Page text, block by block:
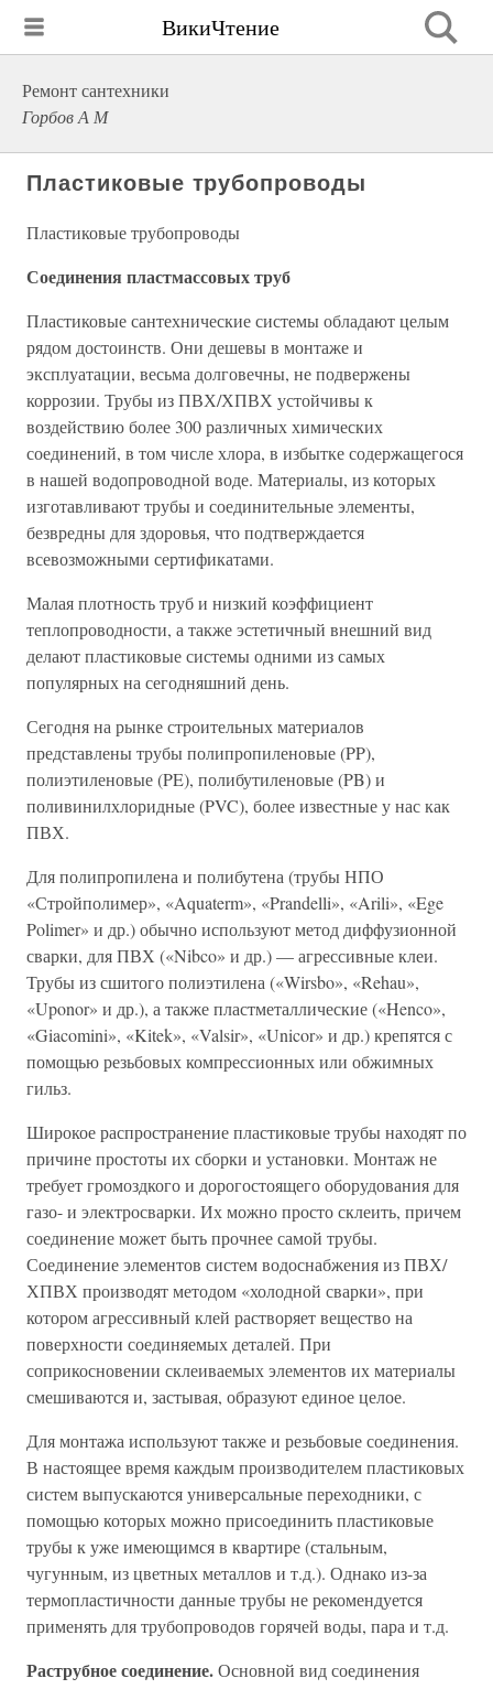
ВикиЧтение
Ремонт сантехники
Горбов А М
Пластиковые трубопроводы
Пластиковые трубопроводы
Соединения пластмассовых труб
Пластиковые сантехнические системы обладают целым
рядом достоинств. Они дешевы в монтаже и
эксплуатации, весьма долговечны, не подвержены
коррозии. Трубы из ПВХ/ХПВХ устойчивы к
воздействию более 300 различных химических
соединений, в том числе хлора, в избытке содержащегося
в нашей водопроводной воде. Материалы, из которых
изготавливают трубы и соединительные элементы,
безвредны для здоровья, что подтверждается
всевозможными сертификатами.
Малая плотность труб и низкий коэффициент
теплопроводности, а также эстетичный внешний вид
делают пластиковые системы одними из самых
популярных на сегодняшний день.
Сегодня на рынке строительных материалов
представлены трубы полипропиленовые (PP),
полиэтиленовые (PE), полибутиленовые (PB) и
поливинилхлоридные (PVC), более известные у нас как
ПВХ.
Для полипропилена и полибутена (трубы НПО
«Стройполимер», «Aquaterm», «Prandelli», «Arili», «Ege
Polimer» и др.) обычно используют метод диффузионной
сварки, для ПВХ («Nibco» и др.) — агрессивные клеи.
Трубы из сшитого полиэтилена («Wirsbo», «Rehau»,
«Uponor» и др.), а также пластметаллические («Henco»,
«Giacomini», «Kitek», «Valsir», «Unicor» и др.) крепятся с
помощью резьбовых компрессионных или обжимных
гильз.
Широкое распространение пластиковые трубы находят по
причине простоты их сборки и установки. Монтаж не
требует громоздкого и дорогостоящего оборудования для
газо- и электросварки. Их можно просто склеить, причем
соединение может быть прочнее самой трубы.
Соединение элементов систем водоснабжения из ПВХ/
ХПВХ производят методом «холодной сварки», при
котором агрессивный клей растворяет вещество на
поверхности соединяемых деталей. При
соприкосновении склеиваемых элементов их материалы
смешиваются и, застывая, образуют единое целое.
Для монтажа используют также и резьбовые соединения.
В настоящее время каждым производителем пластиковых
систем выпускаются универсальные переходники, с
помощью которых можно присоединить пластиковые
трубы к уже имеющимся в квартире (стальным,
чугунным, из цветных металлов и т.д.). Однако из-за
термопластичности данные трубы не рекомендуется
применять для трубопроводов горячей воды, пара и т.д.
Раструбное соединение.Основной вид соединения